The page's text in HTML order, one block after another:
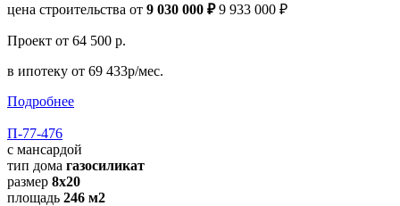
цена строительства от 9 030 000 ₽ 9 933 000 ₽
Проект от 64 500 р.
в ипотеку от 69 433р/мес.
Подробнее
П-77-476
с мансардой
тип дома газосиликат
размер 8х20
площадь 246 м2